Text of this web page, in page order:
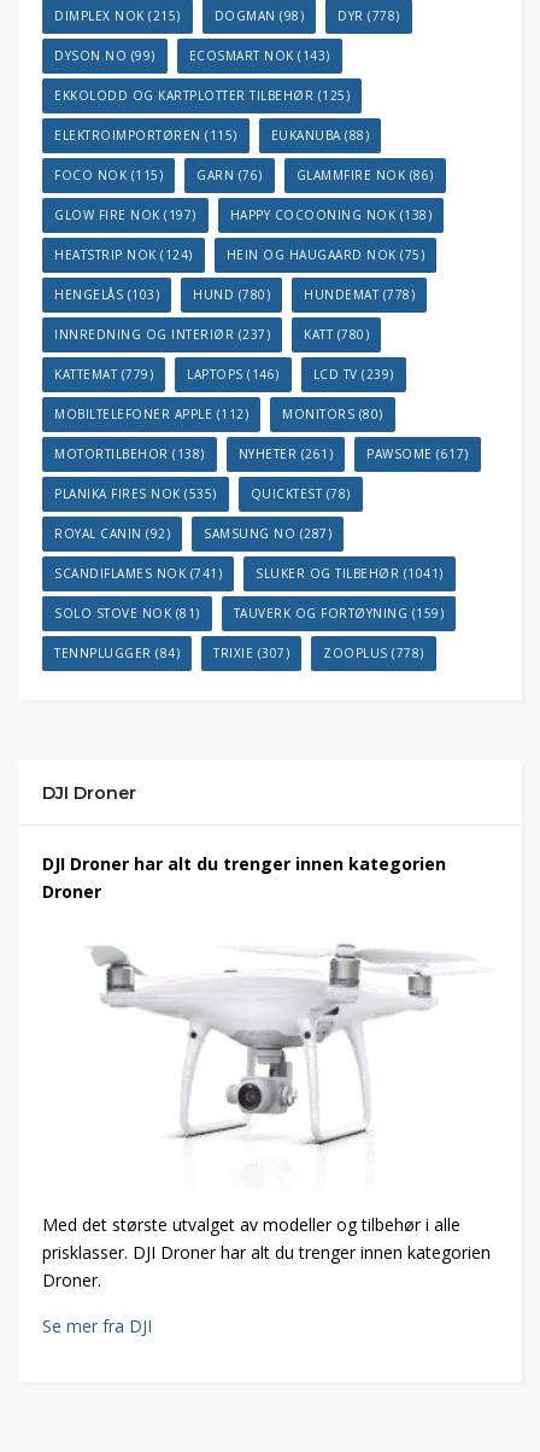
DIMPLEX NOK (215) DOGMAN (98) DYR (778)
DYSON NO (99) ECOSMART NOK (143)
EKKOLODD OG KARTPLOTTER TILBEHØR (125)
ELEKTROIMPORTØREN (115) EUKANUBA(88)
FOCO NOK (115) GARN (76) GLAMMFIRE NOK (86)
GLOW FIRE NOK (197) HAPPY COCOONING NOK (138)
HEATSTRIP NOK (124) HEIN OG HAUGAARD NOK (75)
HENGELÅS (103) HUND (780) HUNDEMAT(778)
INNREDNING OG INTERIØR (237) KATT(780)
KATTEMAT(779) LAPTOPS (146) LCD TV (239)
MOBILTELEFONER APPLE (112) MONITORS (80)
MOTORTILBEHOR (138) NYHETER (261) PAWSOME (617)
PLANIKA FIRES NOK (535) QUICKTEST(78)
ROYAL CANIN (92) SAMSUNG NO (287)
SCANDIFLAMES NOK (741) SLUKER OG TILBEHØR (1041)
SOLO STOVE NOK (81) TAUVERK OG FORTØYNING (159)
TENNPLUGGER (84) TRIXIE (307) ZOOPLUS (778)
DJI Droner
DJI Droner har alt du trenger innen kategorien
Droner
Med det største utvalget av modeller og tilbehør i alle
prisklasser. DJI Droner har alt du trenger innen kategorien
Droner.
Se mer fra DJI